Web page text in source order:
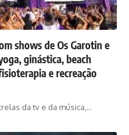
shows de Os Garotin e
ginástica, beach
e recreação
da tv e da música,…